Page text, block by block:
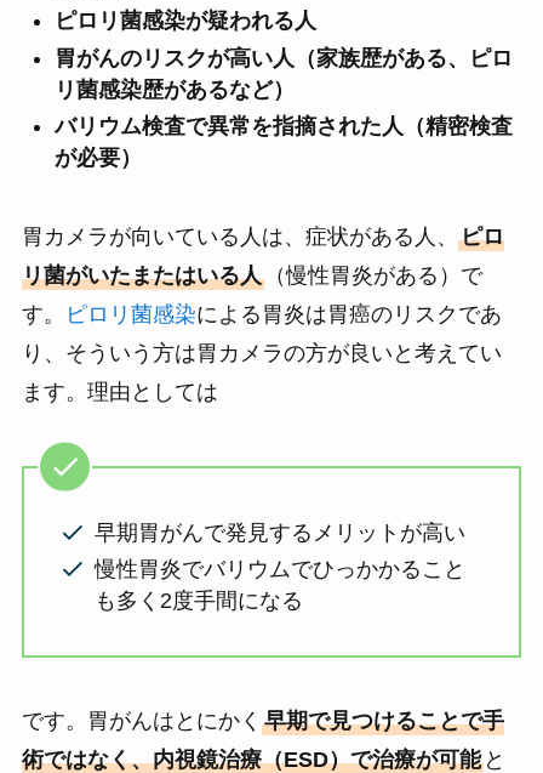
ピロリ菌感染が疑われる人
胃がんのリスクが高い人（家族歴がある、ピロ
リ菌感染歴があるなど）
バリウム検査で異常を指摘された人（精密検査
が必要）
胃カメラが向いている人は、症状がある人、 ピロ
リ菌がいたまたはいる人（慢性胃炎がある）で
す。
ピロリ菌感染による胃炎は胃癌のリスクであ
り、そういう方は胃カメラの方が良いと考えてい
ます。理由としては
早期胃がんで発見するメリットが高い
慢性胃炎でバリウムでひっかかること
も多く2度手間になる
です。胃がんはとにかく 早期で見つけることで手
術ではなく、内視鏡治療（ESD）で治療が可能と